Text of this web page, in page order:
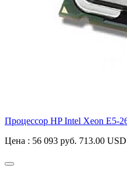
Процессор HP Intel Xeon E5-
Цена : 56 093 руб. 713.00 USD